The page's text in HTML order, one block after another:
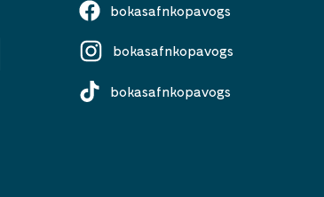
bokasafnkopavogs
bokasafnkopavogs
bokasafnkopavogs